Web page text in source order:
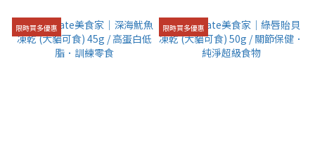
限時買多優惠 限時買多優惠